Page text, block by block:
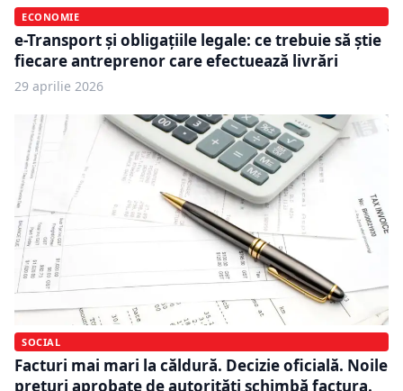
ECONOMIE
e-Transport și obligațiile legale: ce trebuie să știe
fiecare antreprenor care efectuează livrări
29 aprilie 2026
SOCIAL
Facturi mai mari la căldură. Decizie oficială. Noile
prețuri aprobate de autorități schimbă factura.